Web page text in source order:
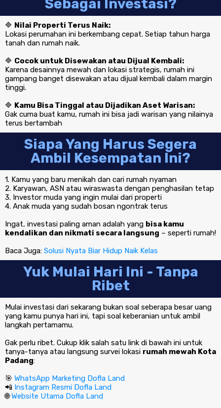
Sebagai Investasi?
🔷 Nilai Properti Terus Naik:
Lokasi perumahan ini berkembang cepat. Setiap tahun harga
tanah dan rumah naik.
🔷 Cocok untuk Disewakan atau Dijual Kembali:
Karena desainnya mewah dan lokasi strategis, rumah ini
gampang banget disewakan atau dijual kembali dalam margin
tinggi.
🔷 Kamu Bisa Tinggal atau Dijadikan Aset Warisan:
Gak cuma buat kamu, rumah ini bisa jadi warisan yang nilainya
terus bertambah
Siapa Yang Harus Segera
Ambil Kesempatan Ini?
1. Kamu yang baru menikah dan cari rumah nyaman
2. Karyawan, ASN atau wiraswasta dengan penghasilan tetap
3. Investor muda yang ingin mulai dari properti
4. Anak muda yang sudah bosan ngontrak terus
Ingat, investasi paling aman adalah yang bisa kamu
kendalikan dan nikmati secara langsung – seperti rumah!
Baca Juga: Solusi Nyata Biar Hidup Naik Kelas
Yuk Mulai Hari Ini - Tanpa
Ribet
Mulai investasi dari sekarang bukan soal seberapa besar uang
yang kamu punya hari ini, tapi soal keberanian untuk ambil
langkah pertamamu.
Gak perlu ribet. Cukup klik salah satu link di bawah ini untuk
tanya-tanya atau langsung survei lokasi rumah mewah Kota
Padang:
🎯 WhatsApp Marketing Dofla Land
📲 Instagram Resmi Dofla Land
🌐Website Utama Dofla Land